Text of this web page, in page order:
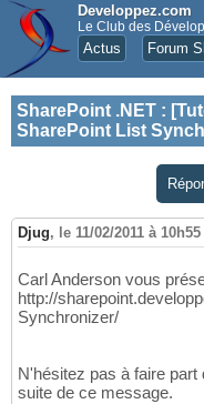
Developpez.com
Le Club des
Actus Forum
SharePoint .NET :
SharePoint List
Djug, le 11/02/2011 à 10h55
Carl Anderson vous
http://
Synchronizer/
N'hésitez pas à faire
suite de ce message.